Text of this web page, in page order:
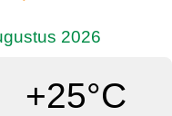
2026
+25°C